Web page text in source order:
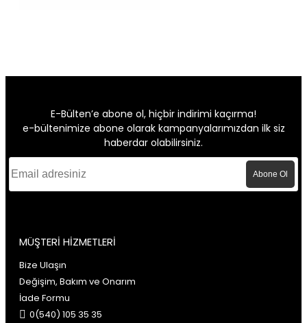
E-Bülten’e abone ol, hiçbir indirimi kaçırma!
e-bültenimize abone olarak kampanyalarımızdan ilk siz
haberdar olabilirsiniz.
Abone Ol
MÜŞTERİ HİZMETLERİ
Bize Ulaşın
Değişim, Bakım ve Onarım
İade Formu
0(540) 105 35 35